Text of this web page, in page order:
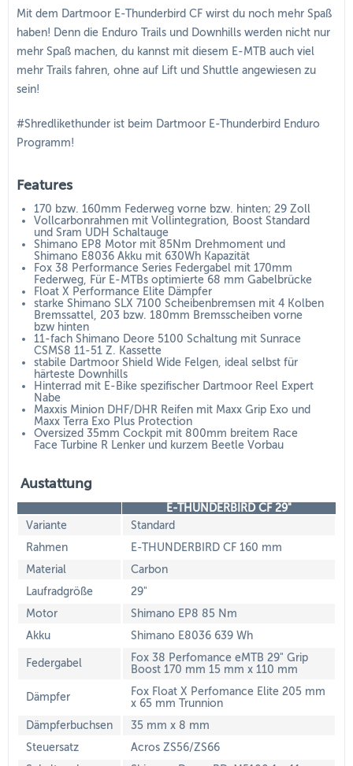
Mit dem Dartmoor E-Thunderbird CF wirst du noch mehr Spaß
haben! Denn die Enduro Trails und Downhills werden nicht nur
mehr Spaß machen, du kannst mit diesem E-MTB auch viel
mehr Trails fahren, ohne auf Lift und Shuttle angewiesen zu
sein!
#Shredlikethunder ist beim Dartmoor E-Thunderbird Enduro
Programm!
Features
170 bzw. 160mm Federweg vorne bzw. hinten; 29 Zoll
Vollcarbonrahmen mit Vollintegration, Boost Standard
und Sram UDH Schaltauge
Shimano EP8 Motor mit 85Nm Drehmoment und
Shimano E8036 Akku mit 630Wh Kapazität
Fox 38 Performance Series Federgabel mit 170mm
Federweg, Für E-MTBs optimierte 68 mm Gabelbrücke
Float X Performance Elite Dämpfer
starke Shimano SLX 7100 Scheibenbremsen mit 4 Kolben
Bremssattel, 203 bzw. 180mm Bremsscheiben vorne
bzw hinten
11-fach Shimano Deore 5100 Schaltung mit Sunrace
CSMS8 11-51 Z. Kassette
stabile Dartmoor Shield Wide Felgen, ideal selbst für
härteste Downhills
Hinterrad mit E-Bike spezifischer Dartmoor Reel Expert
Nabe
Maxxis Minion DHF/DHR Reifen mit Maxx Grip Exo und
Maxx Terra Exo Plus Protection
Oversized 35mm Cockpit mit 800mm breitem Race
Face Turbine R Lenker und kurzem Beetle Vorbau
Austattung
E-THUNDERBIRD CF 29"
Variante
Standard
Rahmen
E-THUNDERBIRD CF 160 mm
Material
Carbon
Laufradgröße
29"
Motor
Shimano EP8 85 Nm
Akku
Shimano E8036 639 Wh
Federgabel
Fox 38 Perfomance eMTB 29" Grip
Boost 170 mm 15 mm x 110 mm
Dämpfer
Fox Float X Perfomance Elite 205 mm
x 65 mm Trunnion
Dämpferbuchsen
35 mm x 8 mm
Steuersatz
Acros ZS56/ZS66